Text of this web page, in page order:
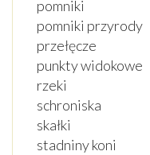
pomniki
pomniki przyrody
przełęcze
punkty widokowe
rzeki
schroniska
skałki
stadniny koni